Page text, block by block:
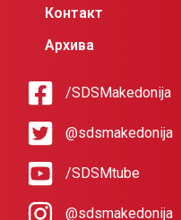
Контакт
Архива
/SDSMakedonija
@sdsmakedonija
/SDSMtube
@sdsmakedonija